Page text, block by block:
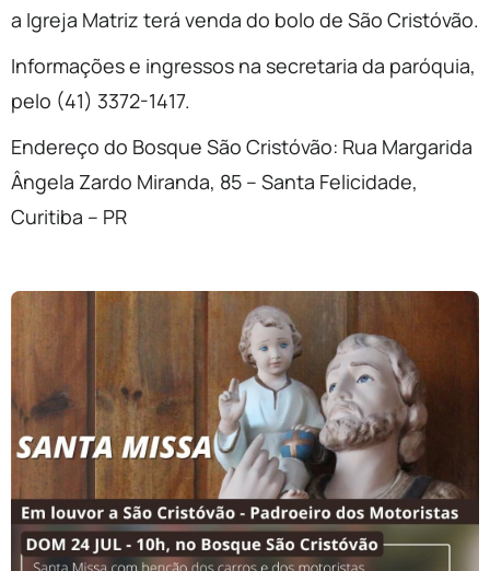
a Igreja Matriz terá venda do bolo de São Cristóvão.
Informações e ingressos na secretaria da paróquia,
pelo (41) 3372-1417.
Endereço do Bosque São Cristóvão: Rua Margarida
Ângela Zardo Miranda, 85 – Santa Felicidade,
Curitiba – PR